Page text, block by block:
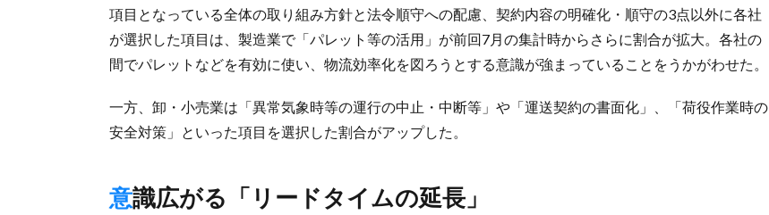
項目となっている全体の取り組み方針と法令順守への配慮、契約内容の明確化・順守の3点以外に各社
が選択した項目は、製造業で「パレット等の活用」が前回7月の集計時からさらに割合が拡大。各社の
間でパレットなどを有効に使い、物流効率化を図ろうとする意識が強まっていることをうかがわせた。
一方、卸・小売業は「異常気象時等の運行の中止・中断等」や「運送契約の書面化」、「荷役作業時の
安全対策」といった項目を選択した割合がアップした。
意識広がる「リードタイムの延長」